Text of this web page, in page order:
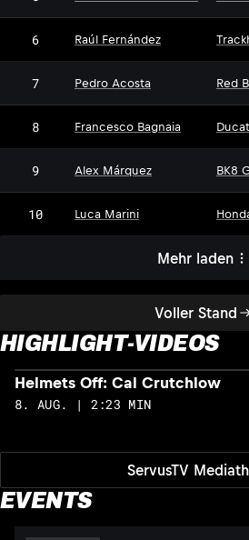
Voller Stand
6 Raúl Fernández
7 Pedro Acosta Red
8 Francesco Bagnaia
9 Alex Márquez BK8
10 Luca Marini
Mehr laden
HIGHLIGHT-VIDEOS
ServusTV
Helmets Off: Cal Crutchlow
8. AUG. | 2:23 MIN
EVENTS